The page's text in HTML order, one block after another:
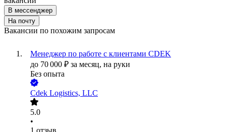
В мессенджер
На почту
Вакансии по похожим запросам
Менеджер по работе с клиентами CDEK
до 70 000 ₽ за месяц, на руки
Без опыта
Сdek Logistics, LLC
5.0
•